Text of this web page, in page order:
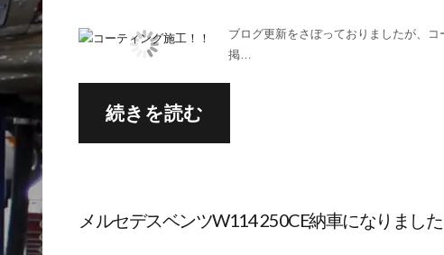
ブログ更新をさぼっておりましたが、
掲…
続きを読む
メルセデスベンツW114 250CE納車になりました